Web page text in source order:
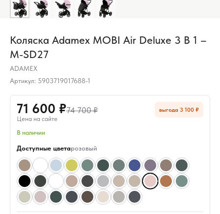
Коляска Adamex MOBI Air Deluxe 3 В 1 –
M-SD27
ADAMEX
Артикул: 5903719017688-1
71 600 ₽74 700 ₽
Цена на сайте
выгода 3 100 ₽
В наличии
Доступные цветарозовый